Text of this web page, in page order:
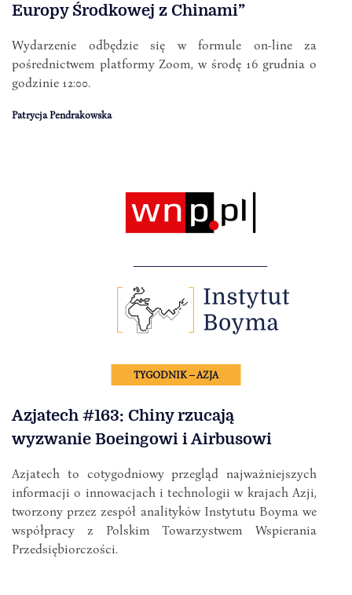
Europy Środkowej z Chinami”
Wydarzenie odbędzie się w formule on-line za
pośrednictwem platformy Zoom, w środę 16 grudnia o
godzinie 12:00.
Patrycja Pendrakowska
TYGODNIK – AZJA
Azjatech #163: Chiny rzucają
wyzwanie Boeingowi i Airbusowi
Azjatech to cotygodniowy przegląd najważniejszych
informacji o innowacjach i technologii w krajach Azji,
tworzony przez zespół analityków Instytutu Boyma we
współpracy z Polskim Towarzystwem Wspierania
Przedsiębiorczości.